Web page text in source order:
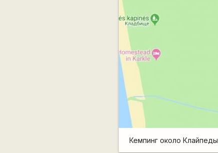
Кемпинг около Клайпеды